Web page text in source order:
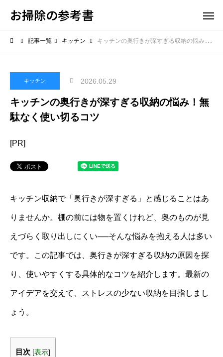
お掃除の参考書
記事一覧 キッチン キッチンの奥行きが深すぎる収納の悩み！無駄なく使い切るコツ
キッチン 2026.05.29
キッチンの奥行きが深すぎる収納の悩み！無
駄なく使い切るコツ
[PR]
キッチン収納で「奥行きが深すぎる」と感じることはあ
りませんか。棚の前には物を置くけれど、奥のものが見
えづらく取り出しにくい──そんな悩みを抱える人は多い
です。この記事では、奥行きが深すぎる収納の原因を探
り、使いやすくする具体的なコツを紹介します。最新の
アイデアを交えて、ストレスの少ない収納を目指しまし
ょう。
目次 [表示]